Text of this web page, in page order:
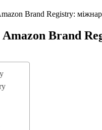
Brand Registry:
Amazon Brand